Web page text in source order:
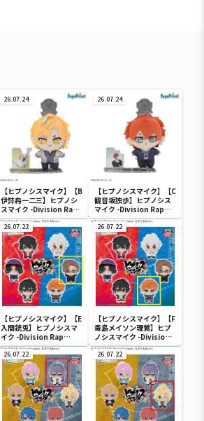
26.07.24
【ヒプノシスマイク】【B
伊弉冉一二三】ヒプノシ
スマイク -Division Rap
Battle- アクぬい For
Amusement“麻天
狼”（EX）
26.07.24
【ヒプノシスマイク】【C
観音坂独歩】ヒプノシス
マイク -Division Rap
Battle- アクぬい For
Amusement“麻天
狼”（EX）
26.07.22
【ヒプノシスマイク】【E
入間銃兎】ヒプノシスマ
イク -Division Rap
Battle- ちびぐるみvol.1
26.07.22
【ヒプノシスマイク】【F
毒島メイソン理鶯】ヒプ
ノシスマイク -Division
Rap Battle- ちびぐるみ
vol.1
26.07.22 26.07.22